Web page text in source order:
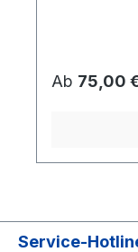
Regulärer
Ab 75,00
Service-